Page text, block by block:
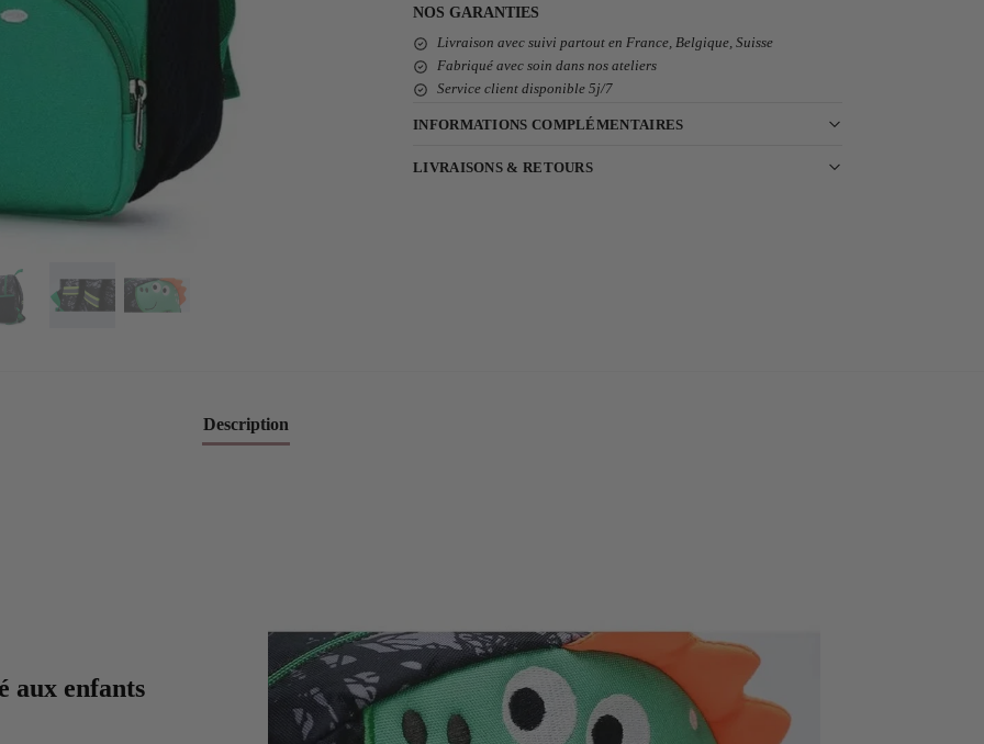
NOS GARANTIES
Livraison avec suivi partout en France, Belgique, Suisse
Fabriqué avec soin dans nos ateliers
Service client disponible 5j/7
INFORMATIONS COMPLÉMENTAIRES
LIVRAISONS & RETOURS
Description
aux enfants